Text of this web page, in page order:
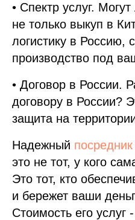
• Спектр услуг.
не только выкуп в
логистику в Россию,
производство под
• Договор в России.
договору в России?
защита на
Надежный
это не тот, у кого
Это тот, кто
и бережет ваши
Стоимость его услуг